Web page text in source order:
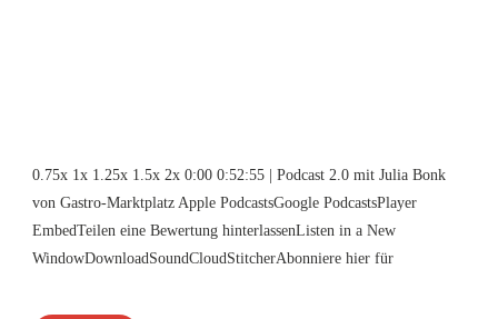
0.75x 1x 1.25x 1.5x 2x 0:00 0:52:55 | Podcast 2.0 mit Julia Bonk
von Gastro-Marktplatz Apple PodcastsGoogle PodcastsPlayer
EmbedTeilen eine Bewertung hinterlassenListen in a New
WindowDownloadSoundCloudStitcherAbonniere hier für